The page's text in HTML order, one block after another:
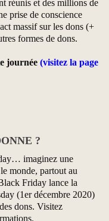
réunis et des millions de
prise de conscience
massif sur les dons (+
formes de dons.
journée (visitez la page
?
imaginez une
monde, partout au
Friday lance la
(1er décembre 2020)
dons. Visitez